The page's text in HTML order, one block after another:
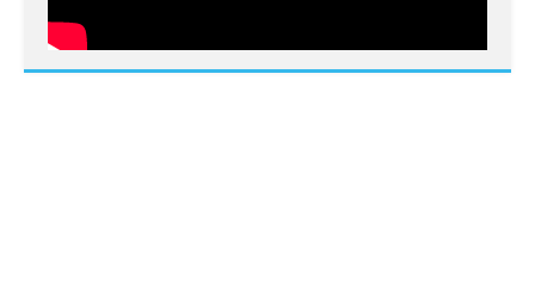
BỆNH VIỆN NGUYỄN ĐÌNH CHIỂU TIẾP TỤC TRIỂN
KHAI KỸ THUẬT CHUYÊN SÂU TRONG KHÁM, CHỮA